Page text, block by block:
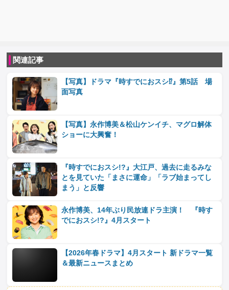
関連記事
【写真】ドラマ『時すでにおスシ⁉』第5話 場
面写真
【写真】永作博美＆松山ケンイチ、マグロ解体
ショーに大興奮！
『時すでにおスシ!?』大江戸、過去に走るみな
とを見ていた「まさに運命」「ラブ始まってし
まう」と反響
永作博美、14年ぶり民放連ドラ主演！ 『時す
でにおスシ!?』4月スタート
【2026年春ドラマ】4月スタート 新ドラマ一覧
＆最新ニュースまとめ